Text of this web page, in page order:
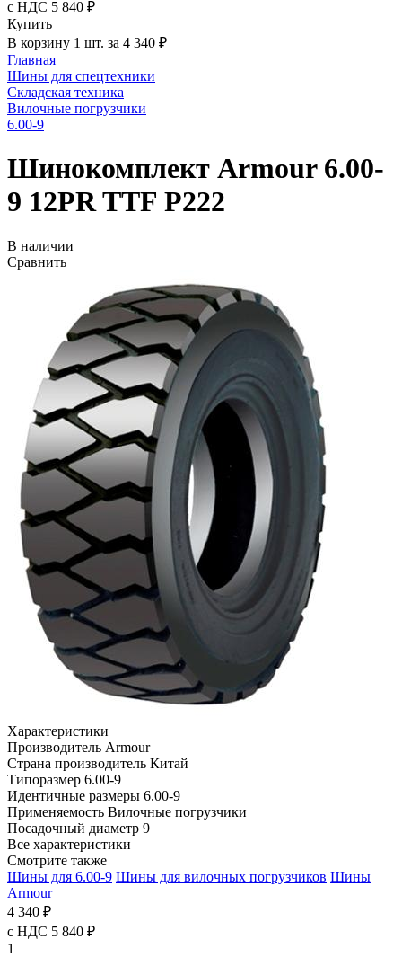
с НДС 5 840 ₽
Купить
В корзину 1 шт. за 4 340 ₽
Главная
Шины для спецтехники
Складская техника
Вилочные погрузчики
6.00-9
Шинокомплект Armour 6.00-
9 12PR TTF P222
В наличии
Сравнить
Характеристики
Производитель Armour
Страна производитель Китай
Типоразмер 6.00-9
Идентичные размеры 6.00-9
Применяемость Вилочные погрузчики
Посадочный диаметр 9
Все характеристики
Смотрите также
Шины для 6.00-9 Шины для вилочных погрузчиков Шины
Armour
4 340 ₽
с НДС 5 840 ₽
1